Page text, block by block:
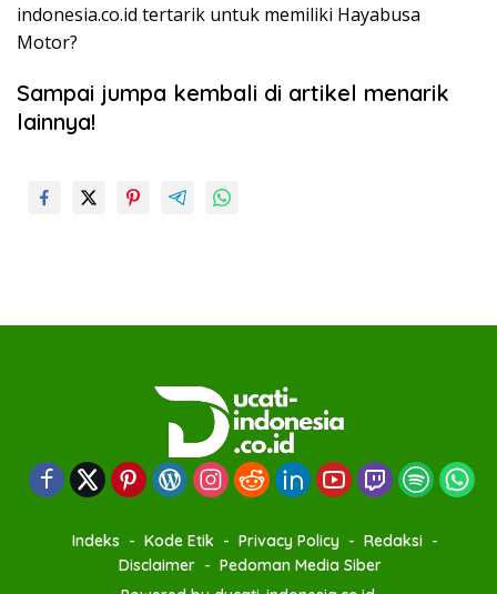
indonesia.co.id tertarik untuk memiliki Hayabusa
Motor?
Sampai jumpa kembali di artikel menarik
lainnya!
Indeks Kode Etik Privacy Policy
Redaksi
Disclaimer
Pedoman Media Siber